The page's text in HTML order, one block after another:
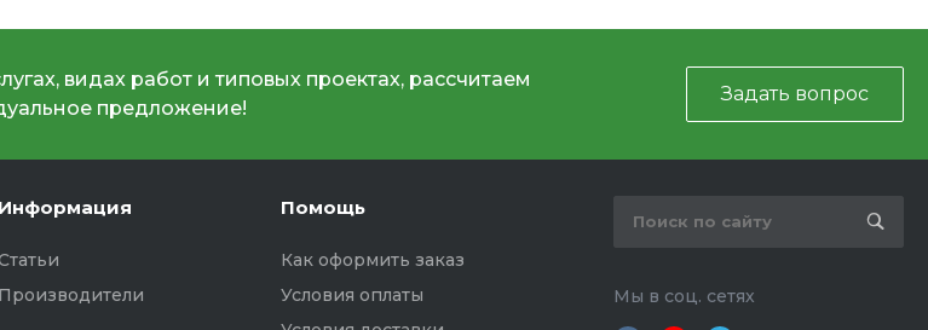
видах работ и типовых проектах, рассчитаем
предложение!
Задать вопрос
Информация
Производители
Помощь
Как оформить заказ
Условия оплаты
Мы в соц. сетях